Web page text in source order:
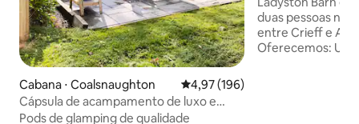
Cabana ⋅ Coalsnaughton 4,97 de uma avaliação média de
4,97 (196)
Cápsula de acampamento de luxo e
banheira de hidromassagem em
Pods de glamping de qualidade
duas pessoas na
entre Crieff e
Oferecemos: Uso privado da sauna Uso